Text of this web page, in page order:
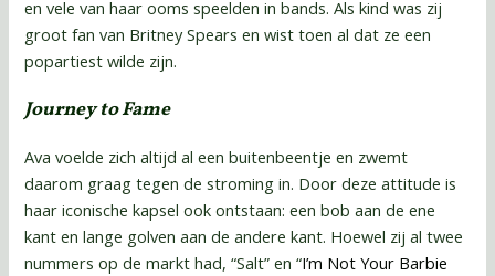
en vele van haar ooms speelden in bands. Als kind was zij
groot fan van Britney Spears en wist toen al dat ze een
popartiest wilde zijn.
Journey to Fame
Ava voelde zich altijd al een buitenbeentje en zwemt
daarom graag tegen de stroming in. Door deze attitude is
haar iconische kapsel ook ontstaan: een bob aan de ene
kant en lange golven aan de andere kant. Hoewel zij al twee
nummers op de markt had, “Salt” en “I’m Not Your Barbie